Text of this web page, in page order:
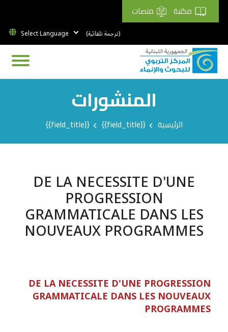
مكتبة منصات
(ترجمة تلقائية)
المنشورات
Breadcrumb
الرئيسية {{field_title}}
{{field_title}}
DE LA NECESSITE D'UNE
PROGRESSION
GRAMMATICALE DANS LES
NOUVEAUX PROGRAMMES
DE LA NECESSITE D'UNE PROGRESSION
GRAMMATICALE DANS LES NOUVEAUX
PROGRAMMES